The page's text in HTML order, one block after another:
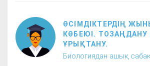
ӨСІМДІКТЕРДІҢ
КӨБЕЮІ. ТОЗАҢДАНУ
ҰРЫҚТАНУ.
Биологиядан ашық